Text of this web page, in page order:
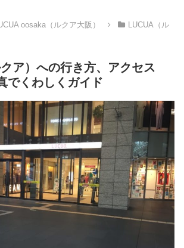
oosaka（ルクア大阪）
LUCUA（ル
ア）への行き方、アクセス
でくわしくガイド